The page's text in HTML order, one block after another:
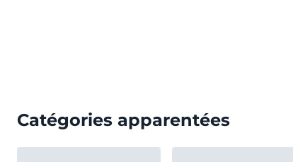
Catégories apparentées